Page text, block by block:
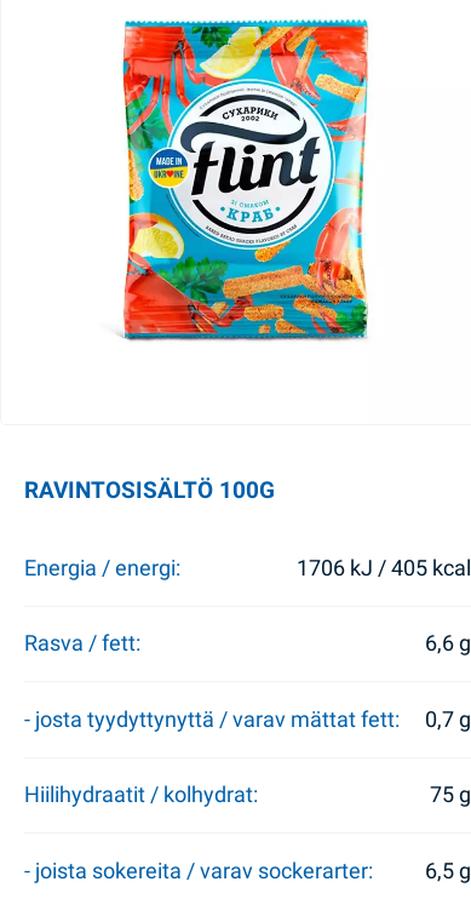
RAVINTOSISÄLTÖ 100G
Energia / energi: 1706 kJ / 405 kcal
Rasva / fett: 6,6 g
- josta tyydyttynyttä / varav mättat fett: 0,7 g
Hiilihydraatit / kolhydrat: 75 g
- joista sokereita / varav sockerarter: 6,5 g